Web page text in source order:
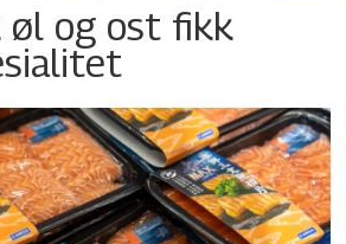
øl og ost fikk